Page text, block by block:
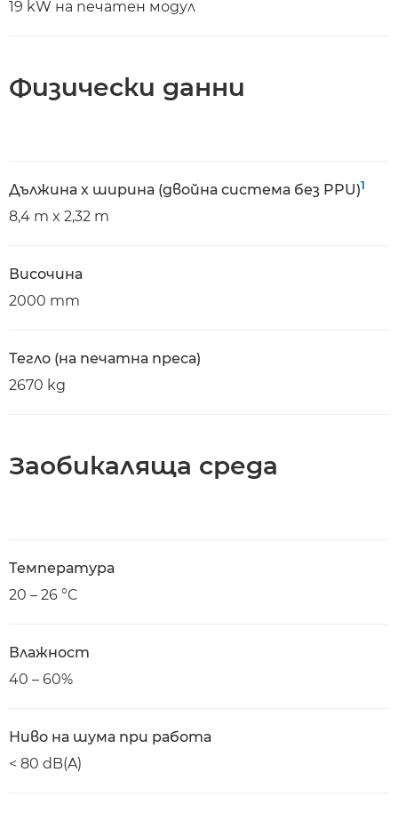
19 kW на печатен модул
Физически данни
Дължина х ширина (двойна система без PPU)1
8,4 m x 2,32 m
Височина
2000 mm
Тегло (на печатна преса)
2670 kg
Заобикаляща среда
Температура
20 – 26 °C
Влажност
40 – 60%
Ниво на шума при работа
< 80 dB(A)